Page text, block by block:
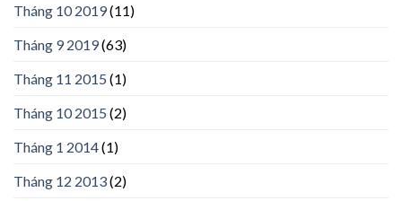
Tháng 10 2019(11)
Tháng 9 2019(63)
Tháng 11 2015 (1)
Tháng 10 2015 (2)
Tháng 1 2014(1)
Tháng 12 2013(2)